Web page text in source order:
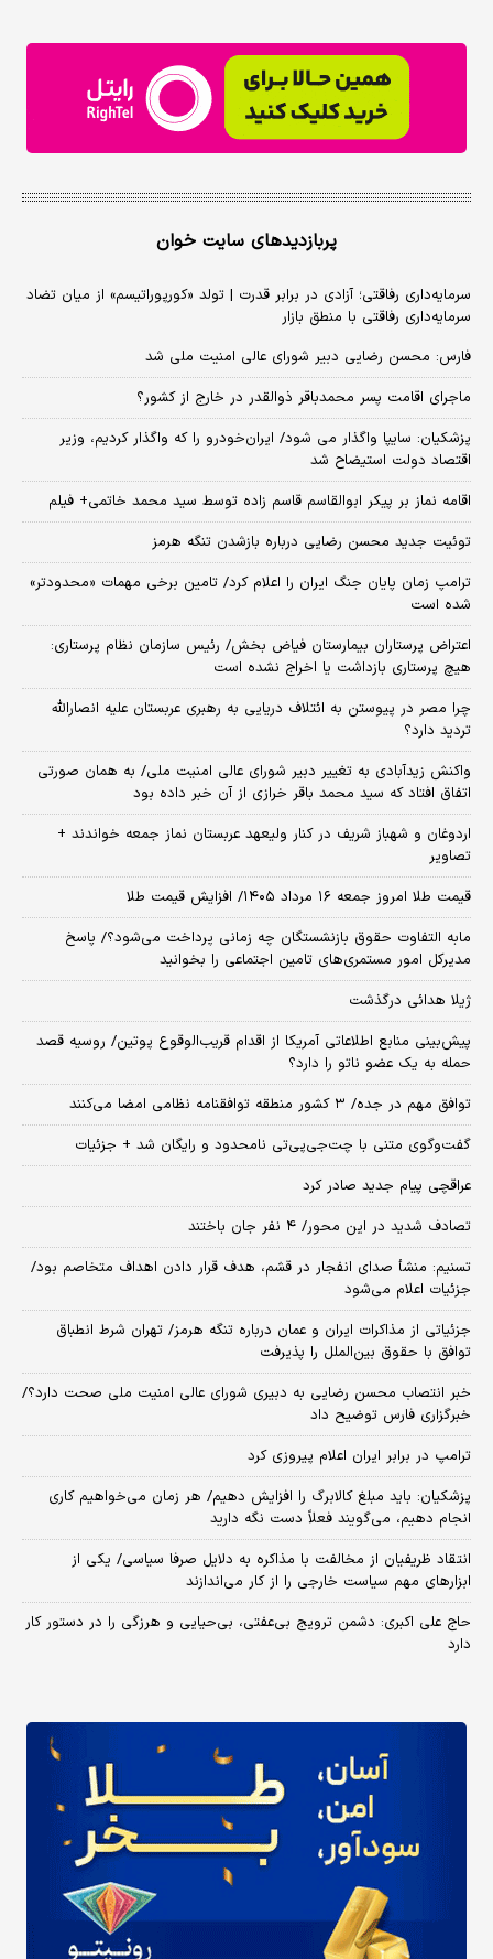
پربازدیدهای سایت خوان
سرمایه‌داری رفاقتی؛ آزادی در برابر قدرت | تولد «کورپوراتیسم» از میان تضاد
سرمایه‌داری رفاقتی با منطق بازار
فارس: محسن رضایی دبیر شورای عالی امنیت ملی شد
ماجرای اقامت پسر محمدباقر ذوالقدر در خارج از کشور؟
پزشکیان: سایپا واگذار می شود/ ایران‌خودرو را که واگذار کردیم، وزیر
اقتصاد دولت استیضاح شد
اقامه نماز بر پیکر ابوالقاسم قاسم زاده توسط سید محمد خاتمی+ فیلم
توئیت جدید محسن رضایی درباره بازشدن تنگه هرمز
ترامپ زمان پایان جنگ ایران را اعلام کرد/ تامین برخی مهمات «محدودتر»
شده است
اعتراض پرستاران بیمارستان فیاض بخش/ رئیس سازمان نظام پرستاری:
هیچ پرستاری بازداشت یا اخراج نشده است
چرا مصر در پیوستن به ائتلاف دریایی به رهبری عربستان علیه انصارالله
تردید دارد؟
واکنش زیدآبادی به تغییر دبیر شورای عالی امنیت ملی/ به همان صورتی
اتفاق افتاد که سید محمد باقر خرازی از آن خبر داده بود
اردوغان و شهباز شریف در کنار ولیعهد عربستان نماز جمعه خواندند +
تصاویر
قیمت طلا امروز جمعه ۱۶ مرداد ۱۴۰۵/ افزایش قیمت طلا
مابه التفاوت حقوق بازنشستگان چه زمانی پرداخت می‌شود؟/ پاسخ
مدیرکل امور مستمری‌های تامین اجتماعی را بخوانید
ژیلا هدائی درگذشت
پیش‌بینی منابع اطلاعاتی آمریکا از اقدام قریب‌الوقوع پوتین/ روسیه قصد
حمله به یک عضو ناتو را دارد؟
توافق مهم در جده/ ۳ کشور منطقه توافقنامه نظامی امضا می‌کنند
گفت‌وگوی متنی با چت‌جی‌پی‌تی نامحدود و رایگان شد + جزئیات
عراقچی پیام جدید صادر کرد
تصادف شدید در این محور/ ۴ نفر جان باختند
تسنیم: منشأ صدای انفجار در قشم، هدف قرار دادن اهداف متخاصم بود/
جزئیات اعلام می‌شود
جزئیاتی از مذاکرات ایران و عمان درباره تنگه هرمز/ تهران شرط انطباق
توافق با حقوق بین‌الملل را پذیرفت
خبر انتصاب محسن رضایی به دبیری شورای عالی امنیت ملی صحت دارد؟/
خبرگزاری فارس توضیح داد
ترامپ در برابر ایران اعلام پیروزی کرد
پزشکیان: باید مبلغ کالابرگ را افزایش دهیم/ هر زمان می‌خواهیم کاری
انجام دهیم، می‌گویند فعلاً دست نگه دارید
انتقاد ظریفیان از مخالفت با مذاکره به دلایل صرفا سیاسی/ یکی از
ابزارهای مهم سیاست خارجی را از کار می‌اندازند
حاج علی اکبری: دشمن ترویج بی‌عفتی، بی‌حیایی و هرزگی را در دستور کار
دارد